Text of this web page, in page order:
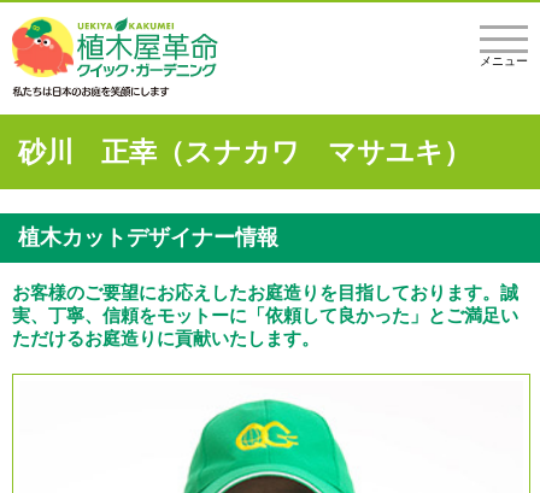
メニュー
砂川 正幸（スナカワ マサユキ）
植木カットデザイナー情報
お客様のご要望にお応えしたお庭造りを目指しております。誠
実、丁寧、信頼をモットーに「依頼して良かった」とご満足い
ただけるお庭造りに貢献いたします。